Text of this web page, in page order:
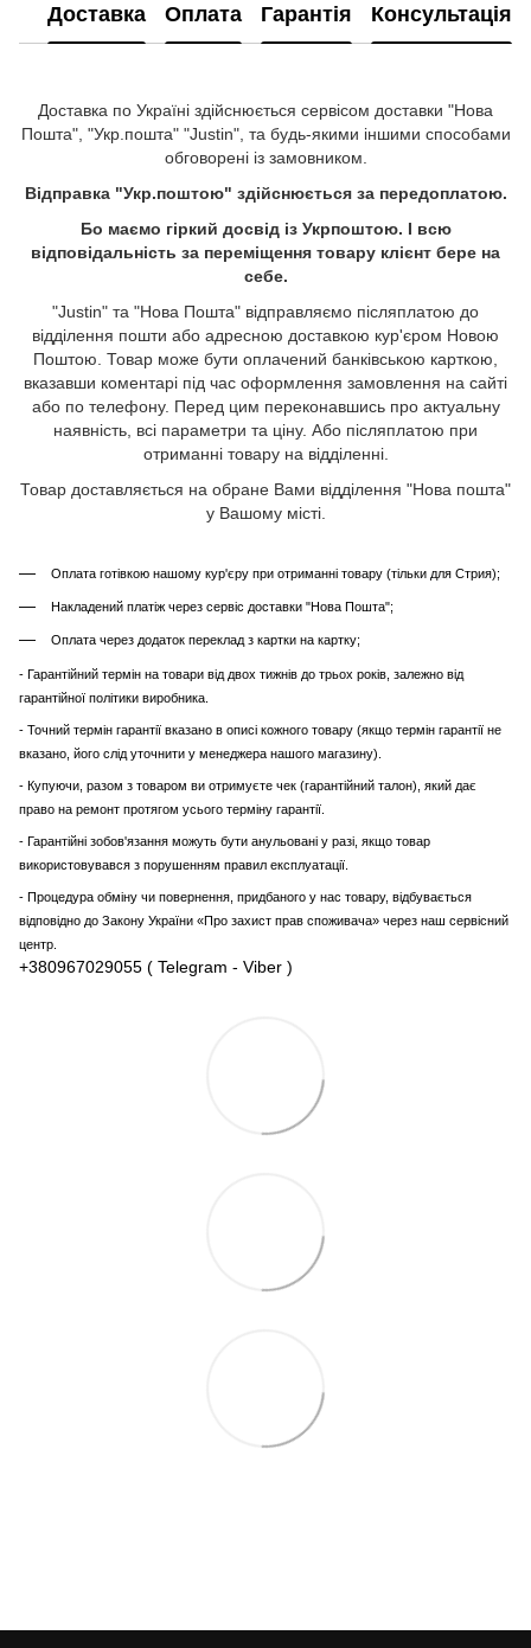
Доставка Оплата Гарантія Консультація
Доставка по Україні здійснюється сервісом доставки "Нова
Пошта", "Укр.пошта" "Justin", та будь-якими іншими способами
обговорені із замовником.
Відправка "Укр.поштою" здійснюється за передоплатою.
Бо маємо гіркий досвід із Укрпоштою. І всю
відповідальність за переміщення товару клієнт бере на
себе.
"Justin" та "Нова Пошта" відправляємо післяплатою до
відділення пошти або адресною доставкою кур'єром Новою
Поштою. Товар може бути оплачений банківською карткою,
вказавши коментарі під час оформлення замовлення на сайті
або по телефону. Перед цим переконавшись про актуальну
наявність, всі параметри та ціну. Або післяплатою при
отриманні товару на відділенні.
Товар доставляється на обране Вами відділення "Нова пошта"
у Вашому місті.
Оплата готівкою нашому кур'єру при отриманні товару (тільки для Стрия);
Накладений платіж через сервіс доставки "Нова Пошта";
Оплата через додаток переклад з картки на картку;
- Гарантійний термін на товари від двох тижнів до трьох років, залежно від
гарантійної політики виробника.
- Точний термін гарантії вказано в описі кожного товару (якщо термін гарантії не
вказано, його слід уточнити у менеджера нашого магазину).
- Купуючи, разом з товаром ви отримуєте чек (гарантійний талон), який дає
право на ремонт протягом усього терміну гарантії.
- Гарантійні зобов'язання можуть бути анульовані у разі, якщо товар
використовувався з порушенням правил експлуатації.
- Процедура обміну чи повернення, придбаного у нас товару, відбувається
відповідно до Закону України «Про захист прав споживача» через наш сервісний
центр.
+380967029055 ( Telegram - Viber )